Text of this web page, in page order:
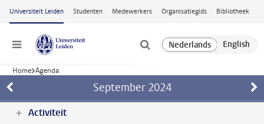
Ga naar hoofdinhoud
Universiteit Leiden Studenten Medewerkers Organisatiegids Bibliotheek
Menu
Home Agenda
September 2024
Activiteit